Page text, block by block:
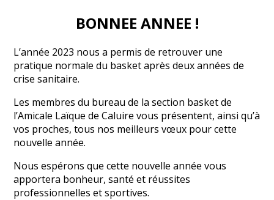
BONNEE ANNEE !
L’année 2023 nous a permis de retrouver une
pratique normale du basket après deux années de
crise sanitaire.
Les membres du bureau de la section basket de
l’Amicale Laïque de Caluire vous présentent, ainsi qu’à
vos proches, tous nos meilleurs vœux pour cette
nouvelle année.
Nous espérons que cette nouvelle année vous
apportera bonheur, santé et réussites
professionnelles et sportives.